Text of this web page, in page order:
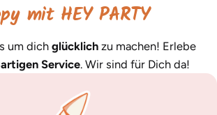
mit HEY PARTY
um dich glücklich zu machen! Erlebe
Service. Wir sind für Dich da!